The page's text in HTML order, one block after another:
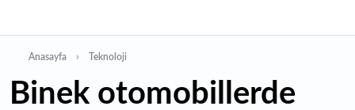
Anasayfa Teknoloji
Binek otomobillerde